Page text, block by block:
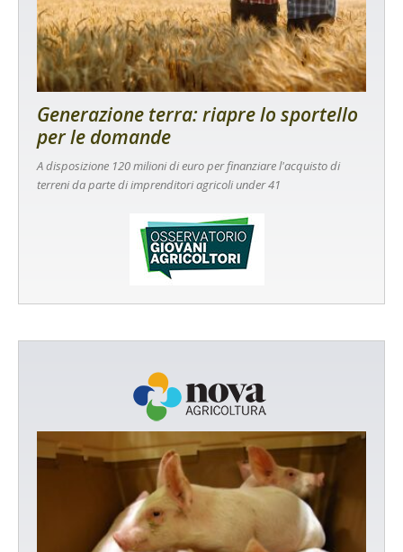
Generazione terra: riapre lo sportello
per le domande
A disposizione 120 milioni di euro per finanziare l'acquisto di
terreni da parte di imprenditori agricoli under 41